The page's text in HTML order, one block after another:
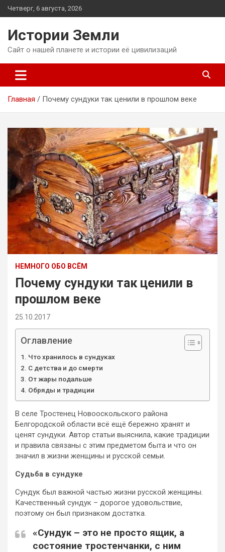
Перейти
к
Четверг, 6 августа, 2026
Истории Земли
Сайт о нашей планете и истории её цивилизаций
Главная Почему сундуки так ценили в прошлом веке
НЕМНОГО ОБО ВСЁМ
Почему сундуки так ценили в
прошлом веке
25.10.2017
Оглавление
Что хранилось в сундуках
С детства и до смерти
От жары подальше
Обряды и традиции
В селе Тростенец Новооскольского района
Белгородской области всё ещё бережно хранят и
ценят сундуки. Автор статьи выяснила, какие традиции
и правила связаны с этим предметом быта и что он
значил в жизни женщины и русской семьи.
Судьба в сундуке
Сундук был важной частью жизни русской женщины.
Качественный сундук – дорогое удовольствие,
поэтому он был признаком достатка.
«Сундук – это не просто ящик, а
состояние тростенчанки, с ним